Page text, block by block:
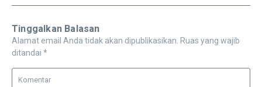
Tinggalkan Balasan
Alamat email Anda tidak akan dipublikasikan. Ruas yang wajib
ditandai *